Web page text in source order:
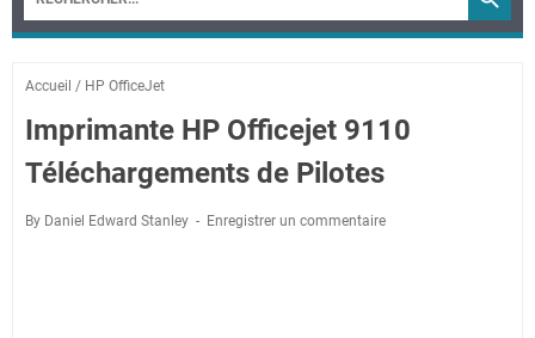
Accueil / HP OfficeJet
Imprimante HP Officejet 9110
Téléchargements de Pilotes
By Daniel Edward Stanley Enregistrer un commentaire